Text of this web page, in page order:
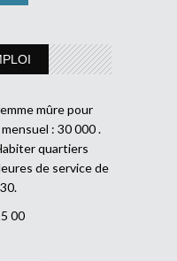
mûre pour
: 30 000 .
quartiers
de service de
00